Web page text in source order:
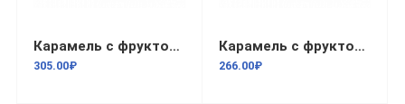
Карамель с фруктово-ягодной нач Смородиновый лист 1кг/8
305.00₽
Карамель с фруктово-ягодной начинкой Груша 1кг
266.00₽